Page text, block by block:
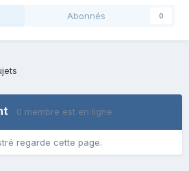
Abonnés 0
0 membre est en ligne
regarde cette page.